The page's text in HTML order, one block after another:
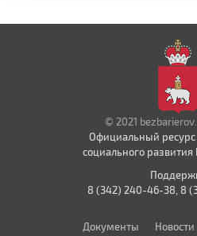
© 2021
Официальный ресурс
социального
8 (342) 240-46-38, 8
Документы Новости